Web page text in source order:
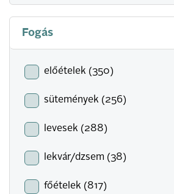
Fogás
előételek (350)
sütemények (256)
levesek (288)
lekvár/dzsem (38)
főételek (817)